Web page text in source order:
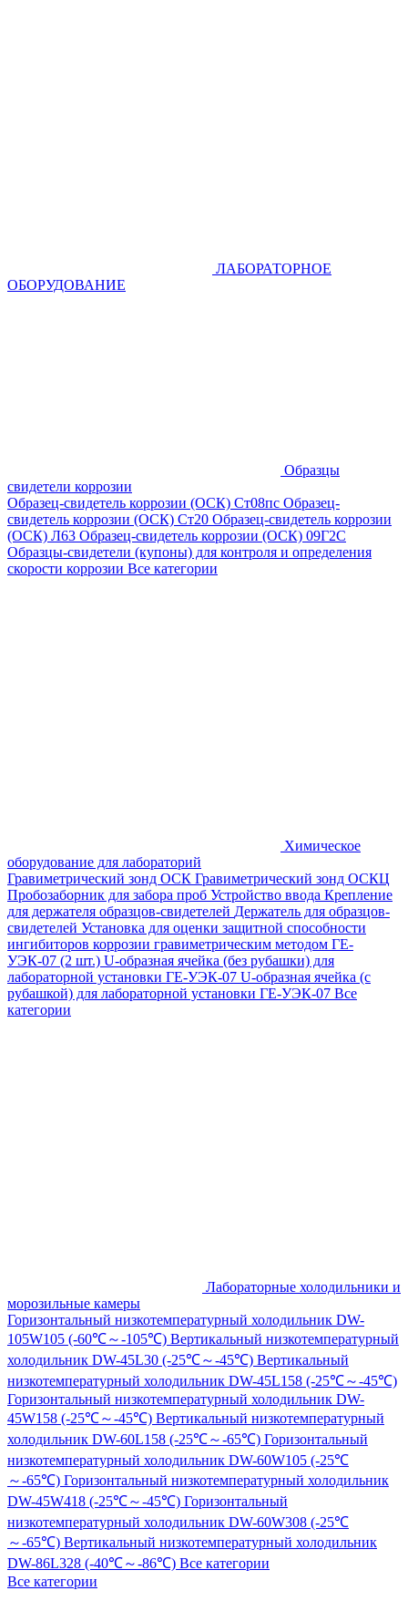
ЛАБОРАТОРНОЕ
ОБОРУДОВАНИЕ
Образцы
свидетели коррозии
Образец-свидетель коррозии (ОСК) Ст08пс Образец-
свидетель коррозии (ОСК) Ст20 Образец-свидетель коррозии
(ОСК) Л63 Образец-свидетель коррозии (ОСК) 09Г2С
Образцы-свидетели (купоны) для контроля и определения
скорости коррозии Все категории
Химическое
оборудование для лабораторий
Гравиметрический зонд ОСК Гравиметрический зонд ОСКЦ
Пробозаборник для забора проб Устройство ввода Крепление
для держателя образцов-свидетелей Держатель для образцов-
свидетелей Установка для оценки защитной способности
ингибиторов коррозии гравиметрическим методом ГЕ-
УЭК-07 (2 шт.) U-образная ячейка (без рубашки) для
лабораторной установки ГЕ-УЭК-07 U-образная ячейка (с
рубашкой) для лабораторной установки ГЕ-УЭК-07 Все
категории
Лабораторные холодильники и
морозильные камеры
Горизонтальный низкотемпературный холодильник DW-
105W105 (-60℃～-105℃) Вертикальный низкотемпературный
холодильник DW-45L30 (-25℃～-45℃) Вертикальный
низкотемпературный холодильник DW-45L158 (-25℃～-45℃)
Горизонтальный низкотемпературный холодильник DW-
45W158 (-25℃～-45℃) Вертикальный низкотемпературный
холодильник DW-60L158 (-25℃～-65℃) Горизонтальный
низкотемпературный холодильник DW-60W105 (-25℃
～-65℃) Горизонтальный низкотемпературный холодильник
DW-45W418 (-25℃～-45℃) Горизонтальный
низкотемпературный холодильник DW-60W308 (-25℃
～-65℃) Вертикальный низкотемпературный холодильник
DW-86L328 (-40℃～-86℃) Все категории
Все категории